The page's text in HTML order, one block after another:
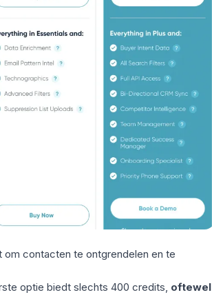
contacten te ontgrendelen en te
optie biedt slechts 400 credits, oftewel